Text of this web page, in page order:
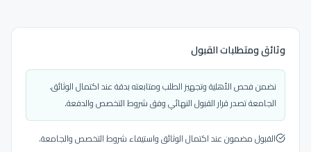
وثائق ومتطلبات القبول
نضمن فحص الأهلية وتجهيز الطلب ومتابعته بدقة عند اكتمال الوثائق.
الجامعة تصدر قرار القبول النهائي وفق شروط التخصص والدفعة.
القبول مضمون عند اكتمال الوثائق واستيفاء شروط التخصص والجامعة.